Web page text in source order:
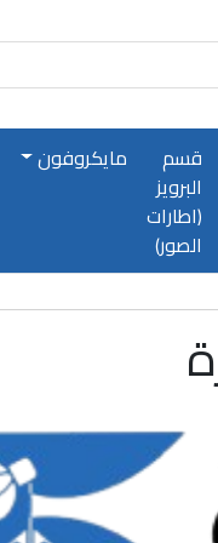
قسم
البرويز
(اطارات
الصور)
مايكروفون